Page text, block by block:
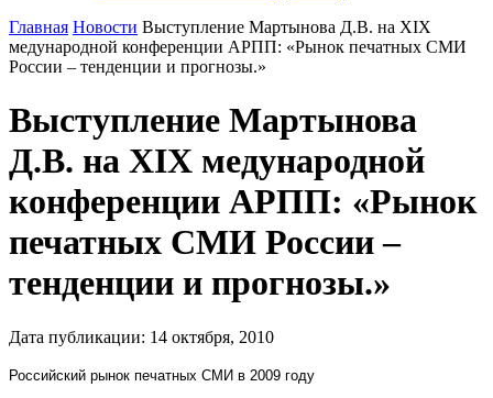
Главная Новости Выступление Мартынова Д.В. на XIX
медународной конференции АРПП: «Рынок печатных СМИ
России – тенденции и прогнозы.»
Выступление Мартынова
Д.В. на XIX медународной
конференции АРПП: «Рынок
печатных СМИ России –
тенденции и прогнозы.»
Дата публикации: 14 октября, 2010
Российский рынок печатных СМИ в 2009 году